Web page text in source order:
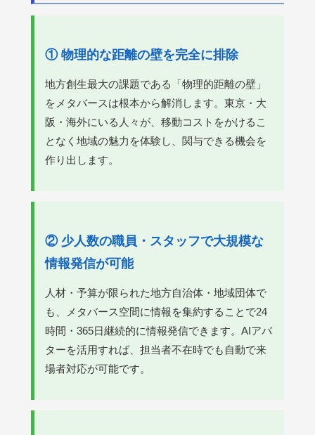
① 物理的な距離の壁を完全に排除
地方創生最大の課題である「物理的距離の壁」
をメタバースは根本から解消します。東京・大
阪・海外にいる人々が、移動コストをかけるこ
となく地域の魅力を体験し、関与できる機会を
作り出します。
② 少人数の職員・スタッフで大規模な
情報発信が可能
人材・予算が限られた地方自治体・地域団体で
も、メタバース空間に情報を集約することで24
時間・365日継続的に情報発信できます。AIアバ
ターを活用すれば、担当者不在時でも自動で来
場者対応が可能です。